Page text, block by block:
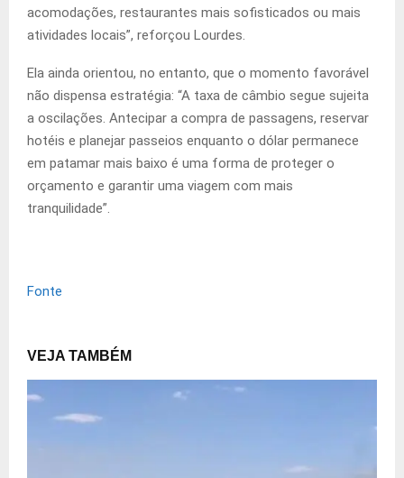
acomodações, restaurantes mais sofisticados ou mais
atividades locais”, reforçou Lourdes.
Ela ainda orientou, no entanto, que o momento favorável
não dispensa estratégia: “A taxa de câmbio segue sujeita
a oscilações. Antecipar a compra de passagens, reservar
hotéis e planejar passeios enquanto o dólar permanece
em patamar mais baixo é uma forma de proteger o
orçamento e garantir uma viagem com mais
tranquilidade”.
Fonte
VEJA TAMBÉM